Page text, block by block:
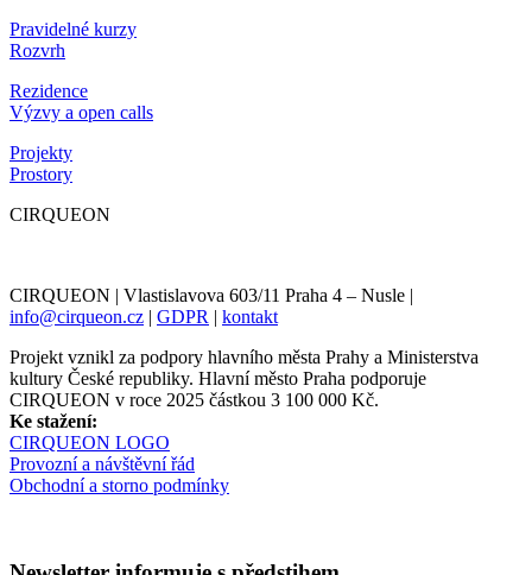
Pravidelné kurzy
Rozvrh
Rezidence
Výzvy a open calls
Projekty
Prostory
CIRQUEON
CIRQUEON | Vlastislavova 603/11 Praha 4 – Nusle |
info@cirqueon.cz | GDPR | kontakt
Projekt vznikl za podpory hlavního města Prahy a Ministerstva
kultury České republiky. Hlavní město Praha podporuje
CIRQUEON v roce 2025 částkou 3 100 000 Kč.
Ke stažení:
CIRQUEON LOGO
Provozní a návštěvní řád
Obchodní a storno podmínky